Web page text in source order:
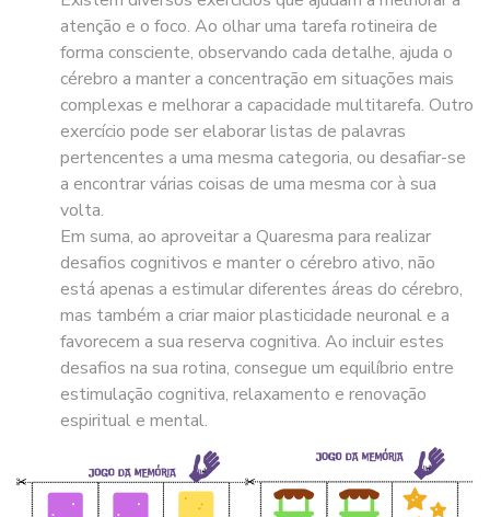
atenção e o foco. Ao olhar uma tarefa rotineira de
forma consciente, observando cada detalhe, ajuda o
cérebro a manter a concentração em situações mais
complexas e melhorar a capacidade multitarefa. Outro
exercício pode ser elaborar listas de palavras
pertencentes a uma mesma categoria, ou desafiar-se
a encontrar várias coisas de uma mesma cor à sua
volta.
Em suma, ao aproveitar a Quaresma para realizar
desafios cognitivos e manter o cérebro ativo, não
está apenas a estimular diferentes áreas do cérebro,
mas também a criar maior plasticidade neuronal e a
favorecem a sua reserva cognitiva. Ao incluir estes
desafios na sua rotina, consegue um equilíbrio entre
estimulação cognitiva, relaxamento e renovação
espiritual e mental.